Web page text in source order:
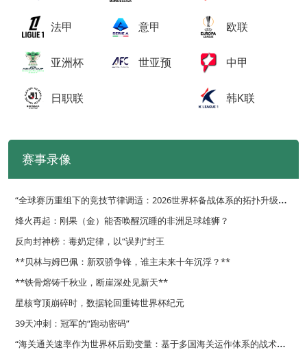
法甲 意甲 欧联
亚洲杯 世亚预 中甲
日职联 韩K联
赛事录像
“
全球赛历重组下的竞技节律调适：2026世界杯备战体系的拓扑升级路径”
烽火再起：刚果（金）能否唤醒沉睡的非洲足球雄狮？
反向封神榜：毒奶定律，以“误判”封王
**贝林与姆巴佩：新双骄争锋，谁主未来十年沉浮？**
**铁骨熔铸千秋业，断崖深处见新天**
星核穹顶崩碎时，数据轮回重铸世界杯纪元
39天冲刺：冠军的“跑动密码”
“
海关通关速率作为世界杯后勤变量：基于多国海关运作体系的战术评估框架”